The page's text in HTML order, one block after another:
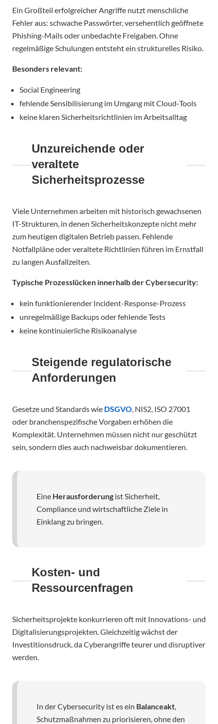
Ein Großteil erfolgreicher Angriffe nutzt menschliche
Fehler aus: schwache Passwörter, versehentlich geöffnete
Phishing-Mails oder unbedachte Freigaben. Ohne
regelmäßige Schulungen entsteht ein strukturelles Risiko.
Besonders relevant:
Social Engineering
fehlende Sensibilisierung im Umgang mit Cloud-Tools
keine klaren Sicherheitsrichtlinien im Arbeitsalltag
Unzureichende oder
veraltete
Sicherheitsprozesse
Viele Unternehmen arbeiten mit historisch gewachsenen
IT-Strukturen, in denen Sicherheitskonzepte nicht mehr
zum heutigen digitalen Betrieb passen. Fehlende
Notfallpläne oder veraltete Richtlinien führen im Ernstfall
zu langen Ausfallzeiten.
Typische Prozesslücken innerhalb der Cybersecurity:
kein funktionierender Incident-Response-Prozess
unregelmäßige Backups oder fehlende Tests
keine kontinuierliche Risikoanalyse
Steigende regulatorische
Anforderungen
Gesetze und Standards wie DSGVO, NIS2, ISO 27001
oder branchenspezifische Vorgaben erhöhen die
Komplexität. Unternehmen müssen nicht nur geschützt
sein, sondern dies auch nachweisbar dokumentieren.
Eine Herausforderung ist Sicherheit,
Compliance und wirtschaftliche Ziele in
Einklang zu bringen.
Kosten- und
Ressourcenfragen
Sicherheitsprojekte konkurrieren oft mit Innovations- und
Digitalisierungsprojekten. Gleichzeitig wächst der
Investitionsdruck, da Cyberangriffe teurer und disruptiver
werden.
In der Cybersecurity ist es ein Balanceakt,
Schutzmaßnahmen zu priorisieren, ohne den